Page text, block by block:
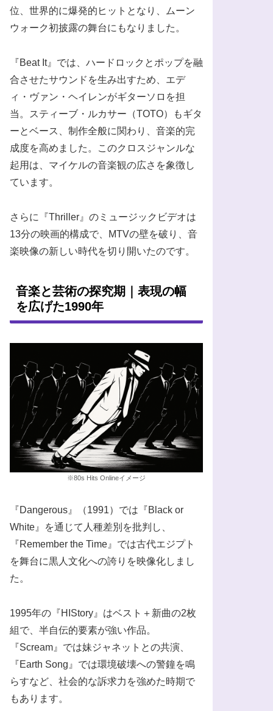
位、世界的に爆発的ヒットとなり、ムーン
ウォーク初披露の舞台にもなりました。
『Beat It』では、ハードロックとポップを融
合させたサウンドを生み出すため、エデ
ィ・ヴァン・ヘイレンがギターソロを担
当。スティーブ・ルカサー（TOTO）もギタ
ーとベース、制作全般に関わり、音楽的完
成度を高めました。このクロスジャンルな
起用は、マイケルの音楽観の広さを象徴し
ています。
さらに『Thriller』のミュージックビデオは
13分の映画的構成で、MTVの壁を破り、音
楽映像の新しい時代を切り開いたのです。
音楽と芸術の探究期｜表現の幅
を広げた1990年
※80s Hits Onlineイメージ
『Dangerous』（1991）では『Black or
White』を通じて人種差別を批判し、
『Remember the Time』では古代エジプト
を舞台に黒人文化への誇りを映像化しまし
た。
1995年の『HIStory』はベスト＋新曲の2枚
組で、半自伝的要素が強い作品。
『Scream』では妹ジャネットとの共演、
『Earth Song』では環境破壊への警鐘を鳴
らすなど、社会的な訴求力を強めた時期で
もあります。